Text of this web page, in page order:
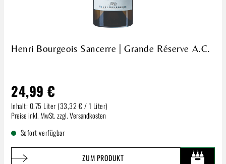
Henri Bourgeois Sancerre | Grande Réserve A.C.
24,99 €
Inhalt: 0.75 Liter (33,32 € / 1 Liter)
Regulärer Preis:
Preise inkl. MwSt. zzgl. Versandkosten
Sofort verfügbar
ZUM PRODUKT